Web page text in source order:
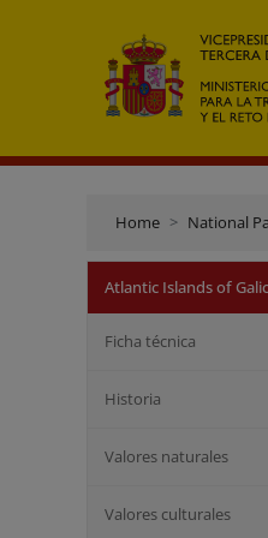
Home National
Atlantic Islands of
Ficha técnica
Historia
Valores naturales
Valores culturales